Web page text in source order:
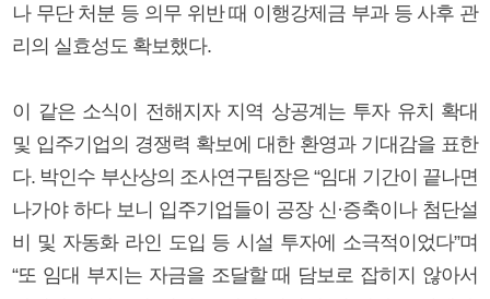
나 무단 처분 등 의무 위반 때 이행강제금 부과 등 사후 관
리의 실효성도 확보했다.
이 같은 소식이 전해지자 지역 상공계는 투자 유치 확대
및 입주기업의 경쟁력 확보에 대한 환영과 기대감을 표한
다. 박인수 부산상의 조사연구팀장은 “임대 기간이 끝나면
나가야 하다 보니 입주기업들이 공장 신·증축이나 첨단설
비 및 자동화 라인 도입 등 시설 투자에 소극적이었다”며
“또 임대 부지는 자금을 조달할 때 담보로 잡히지 않아서